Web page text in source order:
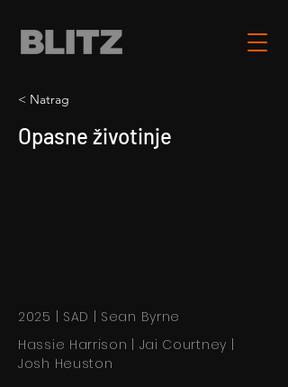
< Natrag
Opasne životinje
2025 | SAD | Sean Byrne
Hassie Harrison | Jai Courtney |
Josh Heuston